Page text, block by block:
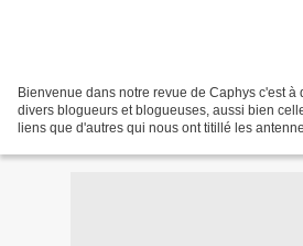
Bienvenue dans notre revue de Caphys c'est
divers blogueurs et blogueuses, aussi bien
liens que d'autres qui nous ont titillé les